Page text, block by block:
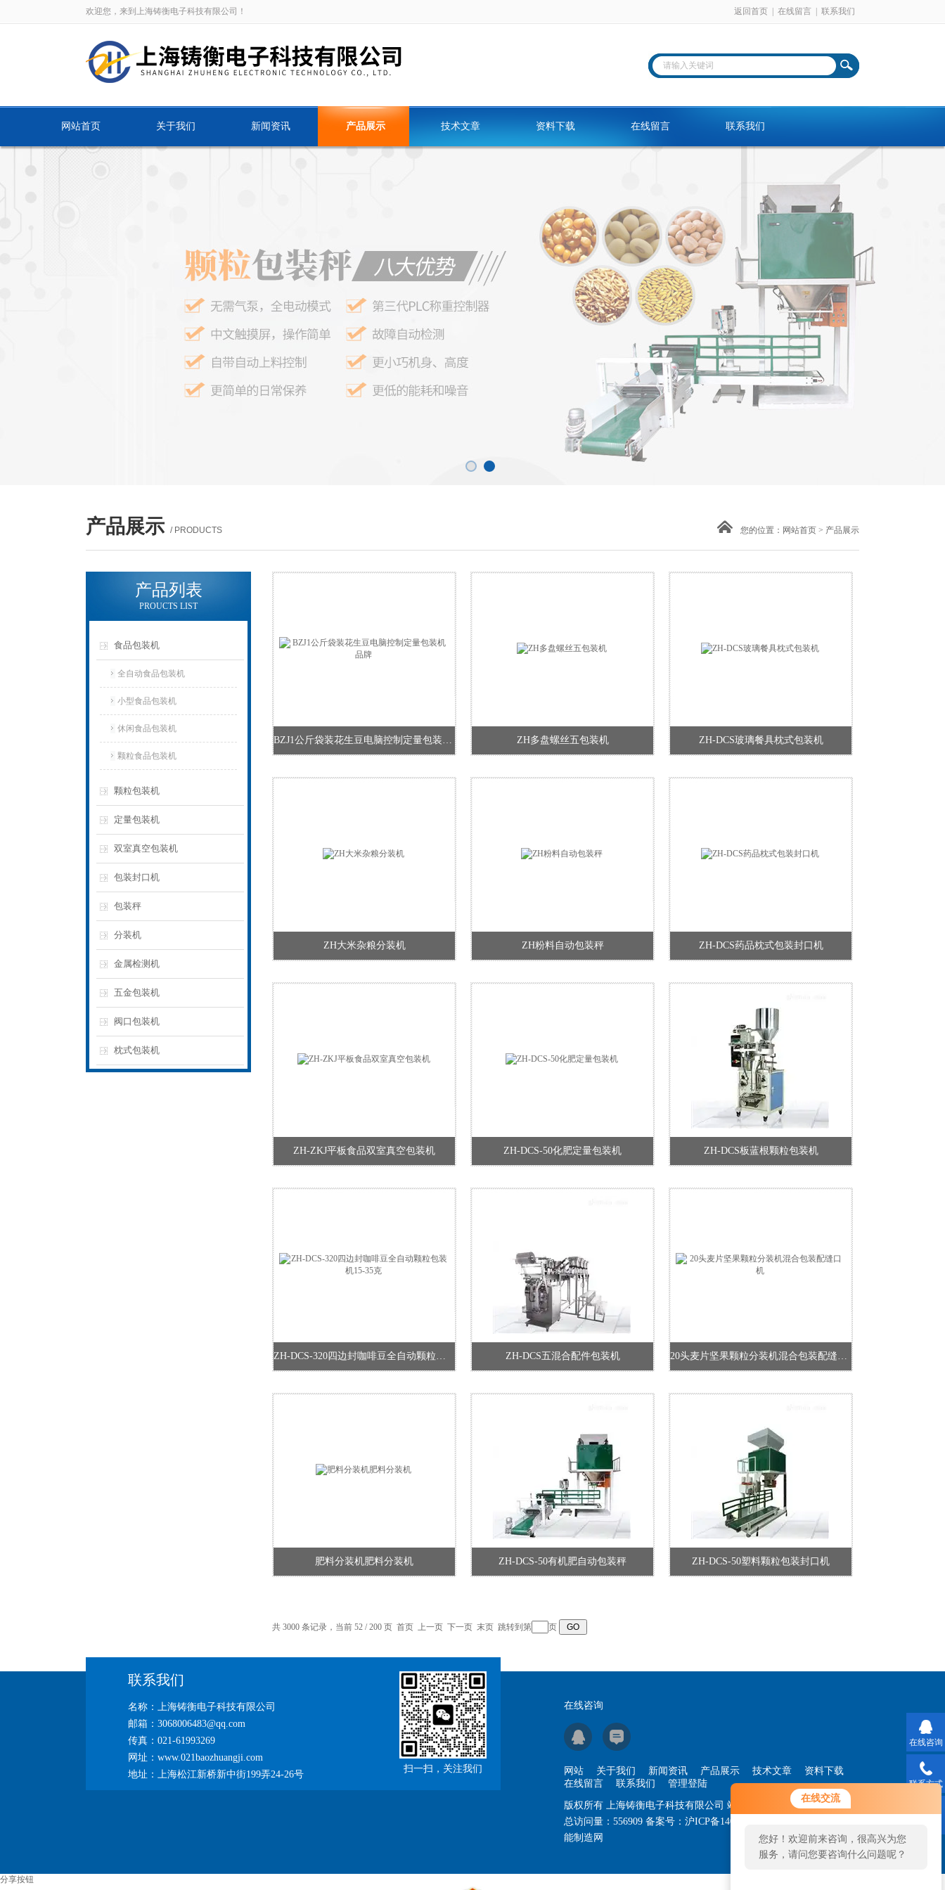
在线交流
您好！欢迎前来咨询，很高兴为您
服务，请问您要咨询什么问题呢？
欢迎您，来到上海铸衡电子科技有限公司！ 返回首页 在线留言 联系我们
网站首页 关于我们 新闻资讯 产品展示 技术文章 资料下载 在线留言 联系我们
产品展示 / PRODUCTS 您的位置： 网站首页 > 产品展示
产品列表
PROUCTS LIST
食品包装机
全自动食品包装机
小型食品包装机
休闲食品包装机
颗粒食品包装机
颗粒包装机
定量包装机
双室真空包装机
包装封口机
包装秤
分装机
金属检测机
五金包装机
阀口包装机
枕式包装机
BZJ1公斤袋装花生豆电脑控制定量包装机品牌 ZH多盘螺丝五包装机 ZH-DCS玻璃餐具枕式包装机
ZH大米杂粮分装机 ZH粉料自动包装秤 ZH-DCS药品枕式包装封口机
ZH-ZKJ平板食品双室真空包装机 ZH-DCS-50化肥定量包装机 ZH-DCS板蓝根颗粒包装机
ZH-DCS-320四边封咖啡豆全自动颗粒包装机15-35克 ZH-DCS五混合配件包装机 20头麦片坚果颗粒分装机混合包装配缝口机
肥料分装机肥料分装机 ZH-DCS-50有机肥自动包装秤 ZH-DCS-50塑料颗粒包装封口机
共 3000 条记录，当前 52 / 200 页 首页 上一页 下一页 末页 跳转到第 页
联系我们
名称：上海铸衡电子科技有限公司
邮箱：3068006483@qq.com
传真：021-61993269
网址：www.021baozhuangji.com
地址：上海松江新桥新中街199弄24-26号
扫一扫，关注我们
在线咨询
网站 关于我们 新闻资讯 产品展示 技术文章
资料下载
在线留言
联系我们 管理登陆
版权所有 上海铸衡电子科技有限公司 站点地图
总访问量： 556909 备案号： 沪ICP备14030360号-33
能制造网
在线咨询
联系方式
分享按钮